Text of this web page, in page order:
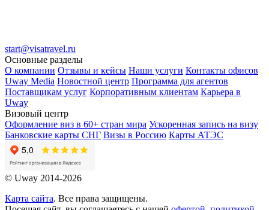
start@visatravel.ru
Основные разделы
О компании Отзывы и кейсы Наши услуги Контакты офисов
Uway Media Новостной центр Программа для агентов
Поставщикам услуг Корпоративным клиентам Карьера в
Uway
Визовый центр
Оформление виз в 60+ стран мира Ускоренная запись на визу
Банковские карты СНГ Визы в Россию Карты АТЭС
© Uway 2014-2026
Карта сайта. Все права защищены.